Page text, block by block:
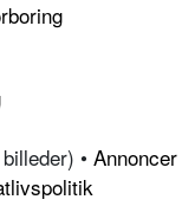
• Annoncer